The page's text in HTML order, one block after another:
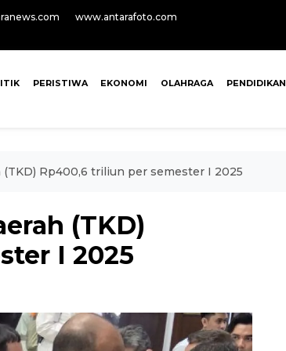
www.antarafoto.com
PERISTIWA EKONOMI OLAHRAGA PENDIDIKAN
Rp400,6 triliun per semester I 2025
(TKD)
I 2025